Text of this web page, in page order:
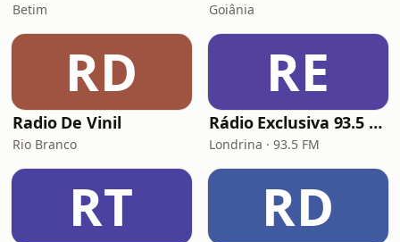
Betim Goiânia
RD
Radio De Vinil
Rio Branco
RE
Rádio Exclusiva 93.5 FM
Londrina · 93.5 FM
RT RD